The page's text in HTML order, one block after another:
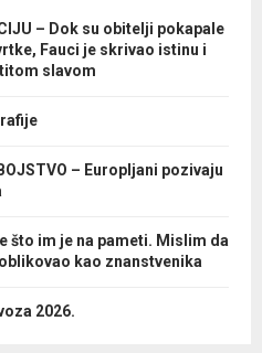
– Dok su obitelji pokapale
Fauci je skrivao istinu i
slavom
– Europljani pozivaju
što im je na pameti. Mislim da
kao znanstvenika
2026.